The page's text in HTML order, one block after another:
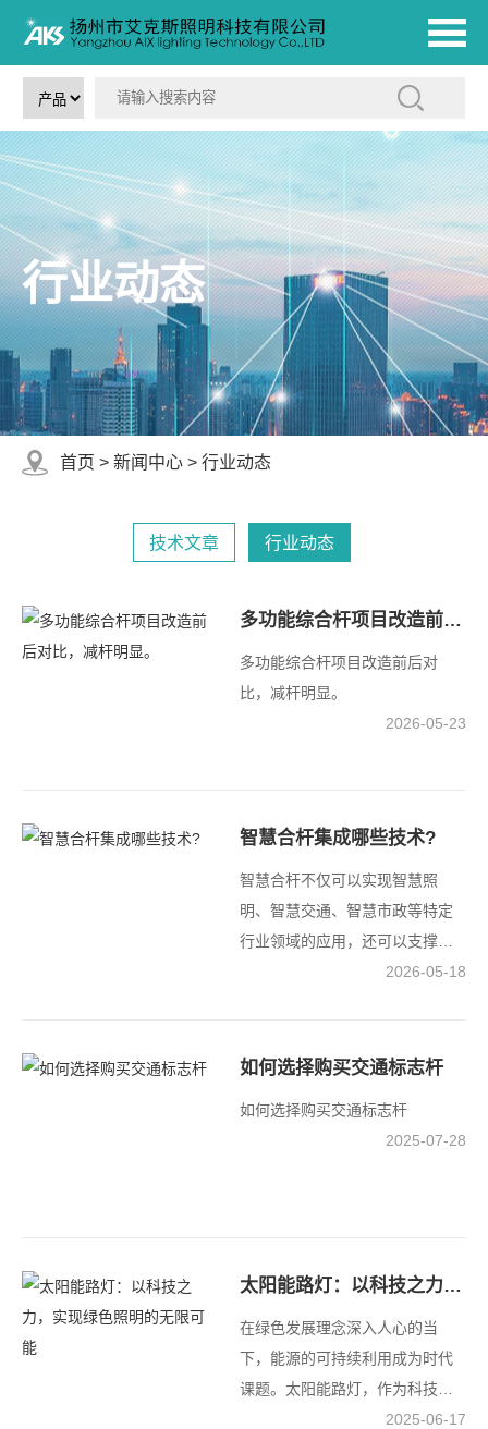
行业动态
首页 > 新闻中心 > 行业动态
技术文章 行业动态
多功能综合杆项目改造前后对比，减杆明显。
多功能综合杆项目改造前后对
比，减杆明显。
2026-05-23
智慧合杆集成哪些技术?
智慧合杆不仅可以实现智慧照
明、智慧交通、智慧市政等特定
行业领域的应用，还可以支撑智
慧园区、智慧社区等涉2026-05-18
如何选择购买交通标志杆
如何选择购买交通标志杆
2025-07-28
太阳能路灯：以科技之力，实现绿色照明的无限可能
在绿色发展理念深入人心的当
下，能源的可持续利用成为时代
课题。太阳能路灯，作为科技创
新与环保理念深度融合的2025-06-17